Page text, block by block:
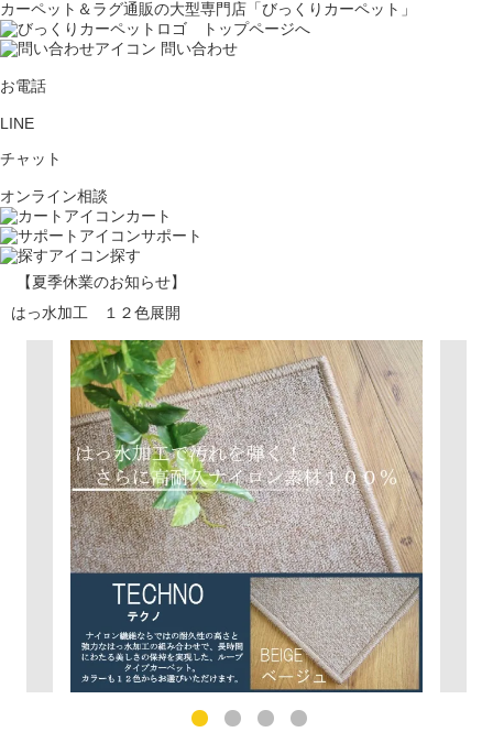
カーペット＆ラグ通販の大型専門店「びっくりカーペット」
問い合わせ
お電話
LINE
チャット
オンライン相談
カート
サポート
探す
【夏季休業のお知らせ】
はっ水加工 １２色展開